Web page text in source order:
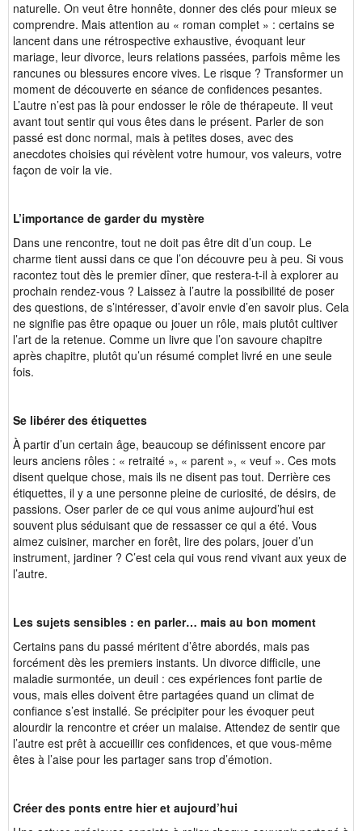
naturelle. On veut être honnête, donner des clés pour mieux se
comprendre. Mais attention au « roman complet » : certains se
lancent dans une rétrospective exhaustive, évoquant leur
mariage, leur divorce, leurs relations passées, parfois même les
rancunes ou blessures encore vives. Le risque ? Transformer un
moment de découverte en séance de confidences pesantes.
L’autre n’est pas là pour endosser le rôle de thérapeute. Il veut
avant tout sentir qui vous êtes dans le présent. Parler de son
passé est donc normal, mais à petites doses, avec des
anecdotes choisies qui révèlent votre humour, vos valeurs, votre
façon de voir la vie.
L’importance de garder du mystère
Dans une rencontre, tout ne doit pas être dit d’un coup. Le
charme tient aussi dans ce que l’on découvre peu à peu. Si vous
racontez tout dès le premier dîner, que restera-t-il à explorer au
prochain rendez-vous ? Laissez à l’autre la possibilité de poser
des questions, de s’intéresser, d’avoir envie d’en savoir plus. Cela
ne signifie pas être opaque ou jouer un rôle, mais plutôt cultiver
l’art de la retenue. Comme un livre que l’on savoure chapitre
après chapitre, plutôt qu’un résumé complet livré en une seule
fois.
Se libérer des étiquettes
À partir d’un certain âge, beaucoup se définissent encore par
leurs anciens rôles : « retraité », « parent », « veuf ». Ces mots
disent quelque chose, mais ils ne disent pas tout. Derrière ces
étiquettes, il y a une personne pleine de curiosité, de désirs, de
passions. Oser parler de ce qui vous anime aujourd’hui est
souvent plus séduisant que de ressasser ce qui a été. Vous
aimez cuisiner, marcher en forêt, lire des polars, jouer d’un
instrument, jardiner ? C’est cela qui vous rend vivant aux yeux de
l’autre.
Les sujets sensibles : en parler… mais au bon moment
Certains pans du passé méritent d’être abordés, mais pas
forcément dès les premiers instants. Un divorce difficile, une
maladie surmontée, un deuil : ces expériences font partie de
vous, mais elles doivent être partagées quand un climat de
confiance s’est installé. Se précipiter pour les évoquer peut
alourdir la rencontre et créer un malaise. Attendez de sentir que
l’autre est prêt à accueillir ces confidences, et que vous-même
êtes à l’aise pour les partager sans trop d’émotion.
Créer des ponts entre hier et aujourd’hui